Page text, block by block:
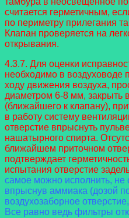
считается герметичным,
по периметру прилегания
Клапан проверяется на
открывания.
4.3.7. Для оценки
необходимо в воздуховоде
ходу движения воздуха,
диаметром 6-8 мм, закрыть
(ближайшего к клапану),
в работу систему
отверстие впрыснуть
нашатырного спирта.
ближайшем приточном
подтверждает
испытания отверстие
самое можно исполнить, не
впрыснув аммиака (дозой
воздухозаборное
Все равно ведь фильтры